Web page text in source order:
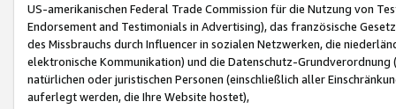
US-amerikanischen Federal Trade Commission für die Nutzung von
Endorsement and Testimonials in Advertising), das französische
des Missbrauchs durch Influencer in sozialen Netzwerken, die
elektronische Kommunikation) und die Datenschutz-
natürlichen oder juristischen Personen (einschließlich aller
auferlegt werden, die Ihre Website hostet),